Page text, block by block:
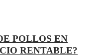
POLLOS EN
RENTABLE?